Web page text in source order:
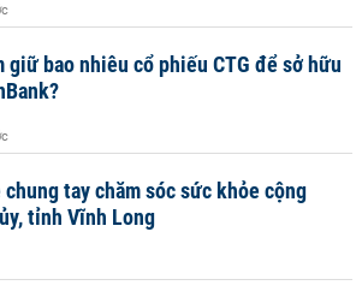
giữ bao nhiêu cổ phiếu CTG để sở hữu
tay chăm sóc sức khỏe cộng
tỉnh Vĩnh Long